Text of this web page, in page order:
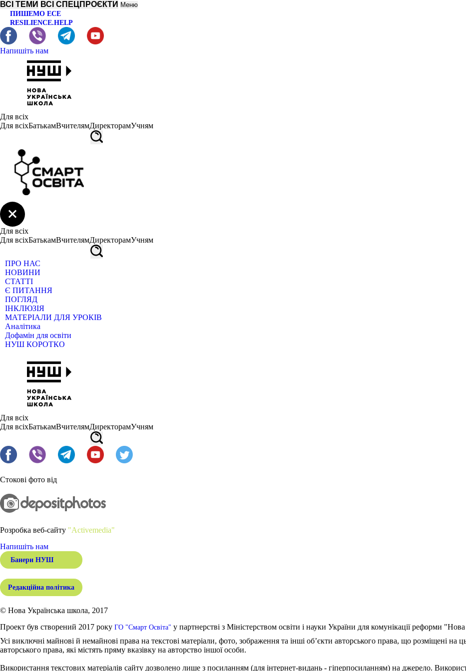
ВСІ ТЕМИ ВСІ СПЕЦПРОЄКТИ Меню
ПИШЕМО ЕСЕ
RESILIENCE.HELP
Напишіть нам
Для всіх
Для всіхБатькамВчителямДиректорамУчням
Для всіх
Для всіхБатькамВчителямДиректорамУчням
ПРО НАС
НОВИНИ
СТАТТІ
Є ПИТАННЯ
ПОГЛЯД
ІНКЛЮЗІЯ
МАТЕРІАЛИ ДЛЯ УРОКІВ
Аналітика
Дофамін для освіти
НУШ КОРОТКО
Для всіх
Для всіхБатькамВчителямДиректорамУчням
Стокові фото від
Розробка веб-сайту "Activemedia"
Напишіть нам
Банери НУШ
Редакційна політика
© Нова Українська школа, 2017
Проект був створений 2017 року ГО "Смарт Освіта" у партнерстві з Міністерством освіти і науки України для комунікації реформи
Усі виключні майнові й немайнові права на текстові матеріали, фото, зображення та інші об’єкти авторського права, що розміщені на
авторського права, які містять пряму вказівку на авторство іншої особи.
Використання текстових матеріалів сайту дозволено лише з посиланням (для інтернет-видань - гіперпосиланням) на джерело.